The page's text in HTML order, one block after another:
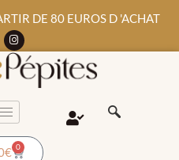
DE 80 EUROS D 'ACHAT
€ 0